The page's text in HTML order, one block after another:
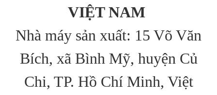
VIỆT NAM
Nhà máy sản xuất: 15 Võ Văn
Bích, xã Bình Mỹ, huyện Củ
Chi, TP. Hồ Chí Minh, Việt